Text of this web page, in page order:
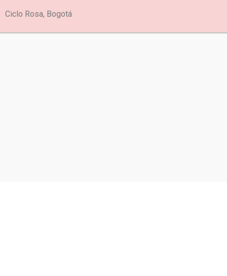
Ciclo Rosa, Bogotá